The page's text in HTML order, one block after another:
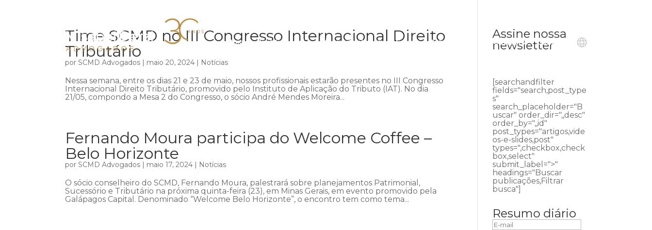
Início Institucional Áreas de atuação Equipe Publicações Ouvidoria Contato
Time SCMD no III Congresso Internacional Direito
Tributário
porSCMD Advogados | maio 20, 2024 | Notícias
Nessa semana, entre os dias 21 e 23 de maio, nossos profissionais estarão presentes no III Congresso
Internacional Direito Tributário, promovido pelo Instituto de Aplicação do Tributo (IAT). No dia
21/05, compondo a Mesa 2 do Congresso, o sócio André Mendes Moreira...
Fernando Moura participa do Welcome Coffee –
Belo Horizonte
porSCMD Advogados | maio 17, 2024 | Notícias
O sócio conselheiro do SCMD, Fernando Moura, palestrará sobre planejamentos Patrimonial,
Sucessório e Tributário na próxima quinta-feira (23), em Minas Gerais, em evento promovido pela
Galápagos Capital. Denominado “Welcome Belo Horizonte”, o encontro tem como tema...
Assine nossa
newsletter
[searchandfilter
fields="search,post_type
s"
search_placeholder="B
uscar" order_dir=",,desc"
order_by=",,id"
post_types="artigos,vide
os-e-slides,post"
types=",checkbox,check
box,select"
submit_label=">"
headings="Buscar
publicações,Filtrar
busca"]
Resumo diário